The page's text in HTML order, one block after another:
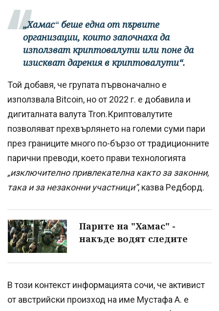
„Хамас“беше една от първите
организации, които започнаха да
използват криптовалути или поне да
изискват дарения в криптовалути“.
Той добавя, че групата първоначално е
използвала Bitcoin, но от 2022 г. е добавила и
дигиталната валута Tron.Криптовалутите
позволяват прехвърлянето на големи суми пари
през границите много по-бързо от традиционните
парични преводи, което прави технологията
„изключително привлекателна както за законни,
така и за незаконни участници“, казва Редборд.
Парите на "Хамас" -
накъде водят следите
В този контекст информацията сочи, че активист
от австрийски произход на име Мустафа А. е